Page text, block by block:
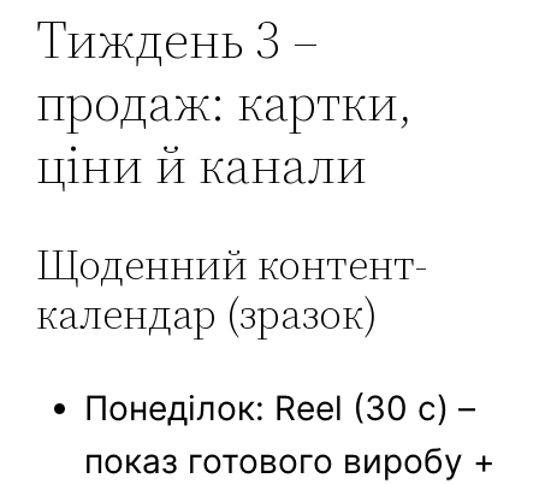
Тиждень 3 –
продаж: картки,
ціни й канали
Щоденний контент-
календар (зразок)
Понеділок: Reel (30 с) –
показ готового виробу +